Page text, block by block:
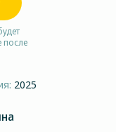
после
2025